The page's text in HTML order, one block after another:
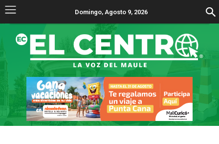
Domingo, Agosto 9, 2026